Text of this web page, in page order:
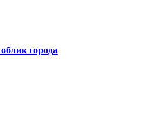
города